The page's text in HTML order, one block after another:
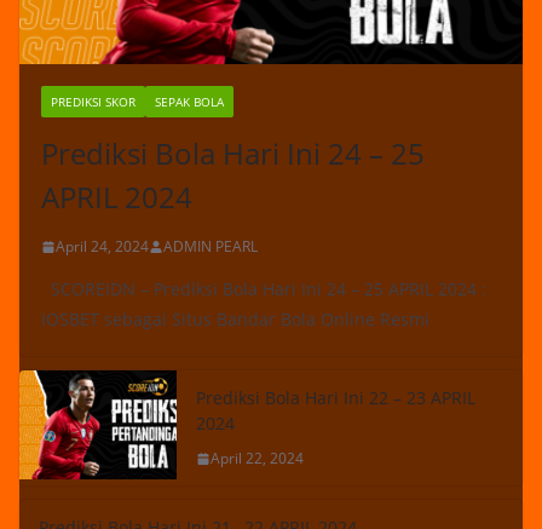
PREDIKSI SKOR SEPAK BOLA
Prediksi Bola Hari Ini 24 – 25
APRIL 2024
April 24, 2024 ADMIN PEARL
SCOREIDN – Prediksi Bola Hari Ini 24 – 25 APRIL 2024 :
IOSBET sebagai Situs Bandar Bola Online Resmi
Prediksi Bola Hari Ini 22 – 23 APRIL
2024
April 22, 2024